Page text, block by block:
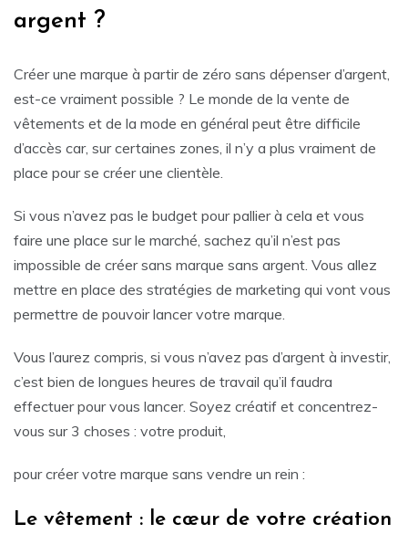
argent ?
Créer une marque à partir de zéro sans dépenser d’argent,
est-ce vraiment possible ? Le monde de la vente de
vêtements et de la mode en général peut être difficile
d’accès car, sur certaines zones, il n’y a plus vraiment de
place pour se créer une clientèle.
Si vous n’avez pas le budget pour pallier à cela et vous
faire une place sur le marché, sachez qu’il n’est pas
impossible de créer sans marque sans argent. Vous allez
mettre en place des stratégies de marketing qui vont vous
permettre de pouvoir lancer votre marque.
Vous l’aurez compris, si vous n’avez pas d’argent à investir,
c’est bien de longues heures de travail qu’il faudra
effectuer pour vous lancer. Soyez créatif et concentrez-
vous sur 3 choses : votre produit,
pour créer votre marque sans vendre un rein :
Le vêtement : le cœur de votre création